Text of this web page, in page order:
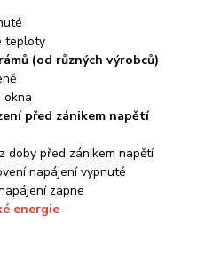
teploty
(od různých výrobců)
okna
před zánikem napětí
doby před zánikem napětí
napájení vypnuté
zapne
energie